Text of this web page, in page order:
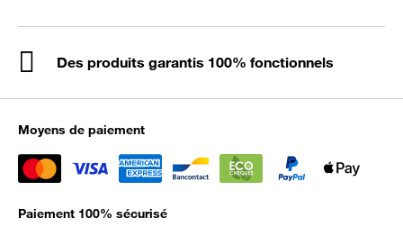
Des produits garantis 100% fonctionnels
Moyens de paiement
Paiement 100% sécurisé